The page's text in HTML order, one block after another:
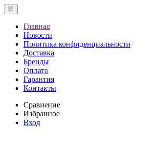
☰
Главная
Новости
Политика конфиденциальности
Доставка
Бренды
Оплата
Гарантия
Контакты
Сравнение
Избранное
Вход